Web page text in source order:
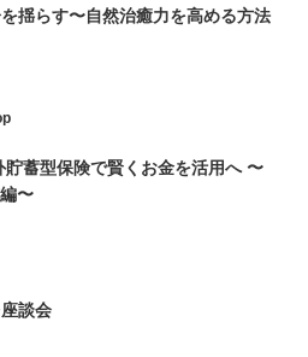
揺らす〜自然治癒力を高める方法
蓄型保険で賢くお金を活用へ 〜
〜
談会